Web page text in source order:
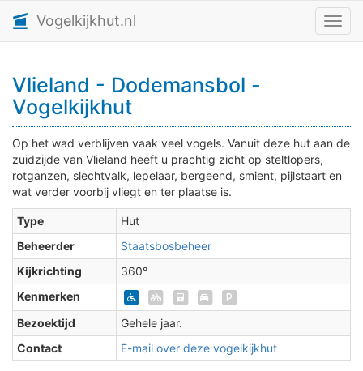
Vogelkijkhut.nl
Vlieland - Dodemansbol -
Vogelkijkhut
Op het wad verblijven vaak veel vogels. Vanuit deze hut aan de
zuidzijde van Vlieland heeft u prachtig zicht op steltlopers,
rotganzen, slechtvalk, lepelaar, bergeend, smient, pijlstaart en
wat verder voorbij vliegt en ter plaatse is.
Type
Hut
Beheerder
Staatsbosbeheer
Kijkrichting
360°
Kenmerken
Bezoektijd
Gehele jaar.
Contact
E-mail over deze vogelkijkhut